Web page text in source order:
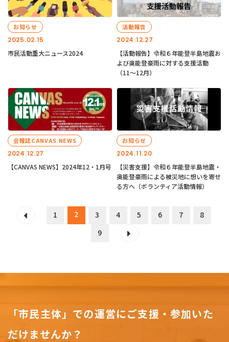
2025.02.15
お知らせ
市民活動重大ニュース2024
2024.12.27
活動報告
【活動報告】令和６年能登半島地震お
よび奥能登豪雨に対する支援活動
（11〜12月）
2024.12.27
会報誌CANVAS NEWS
【CANVAS NEWS】2024年12・1月号
2024.11.20
お知らせ
【災害支援】令和６年能登半島地震・
奥能登豪雨による被災地に想いを寄せ
る方へ（ボランティア活動情報）
1 2 3 4 5 6 7
8
9
「市民主体」での運営にご支援・参加いた
だけませんか？